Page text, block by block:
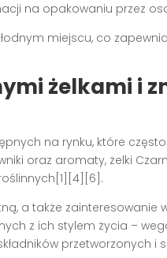
na opakowaniu przez
miejscu, co
żelkami i
na rynku, które
oraz aromaty, żelki
a także zainteresowanie
z ich stylem życia –
przetworzonych i